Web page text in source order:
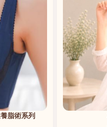
脂術系列